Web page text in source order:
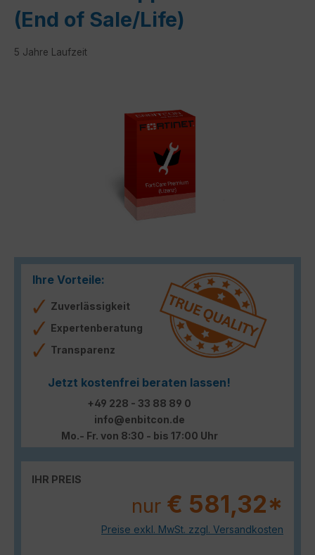
(End of Sale/Life)
5 Jahre Laufzeit
Ihre Vorteile:
Zuverlässigkeit
Expertenberatung
Transparenz
Jetzt kostenfrei beraten lassen!
+49 228 - 33 88 89 0
info@enbitcon.de
Mo.- Fr. von 8:30 - bis 17:00 Uhr
IHR PREIS
nur € 581,32*
Preise exkl. MwSt. zzgl. Versandkosten